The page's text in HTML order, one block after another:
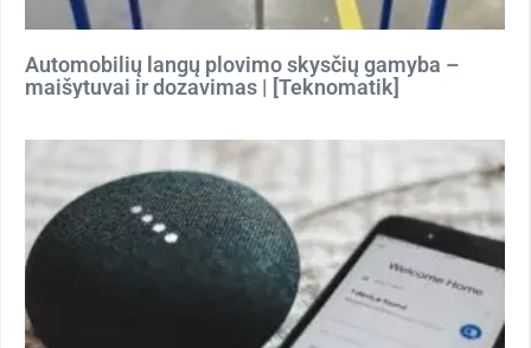
Automobilių langų plovimo skysčių gamyba –
maišytuvai ir dozavimas | [Teknomatik]